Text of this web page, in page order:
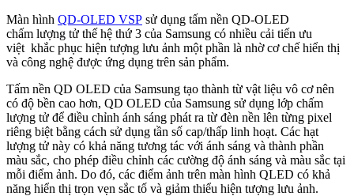
Màn hình QD-OLED VSP sử dụng tấm nền QD-OLED
chấm lượng tử thế hệ thứ 3 của Samsung có nhiều cải tiến ưu
việt khắc phục hiện tượng lưu ảnh một phần là nhờ cơ chế hiển thị
và công nghệ được ứng dụng trên sản phẩm.
Tấm nền QD OLED của Samsung tạo thành từ vật liệu vô cơ nên
có độ bền cao hơn, QD OLED của Samsung sử dụng lớp chấm
lượng tử để điều chỉnh ánh sáng phát ra từ đèn nền lên từng pixel
riêng biệt bằng cách sử dụng tần số cap/thấp linh hoạt. Các hạt
lượng tử này có khả năng tương tác với ánh sáng và thành phần
màu sắc, cho phép điều chỉnh các cường độ ánh sáng và màu sắc tại
mỗi điểm ảnh. Do đó, các điểm ảnh trên màn hình QLED có khả
năng hiển thị trọn vẹn sắc tố và giảm thiểu hiện tượng lưu ảnh.